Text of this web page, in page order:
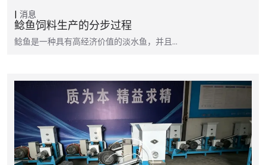
消息
鲶鱼饲料生产的分步过程
鲶鱼是一种具有高经济价值的淡水鱼，并且…